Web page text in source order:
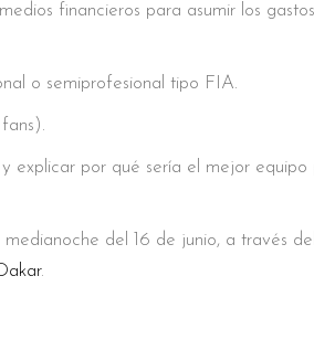
financieros para asumir los
o semiprofesional tipo FIA.
explicar por qué sería el mejor equipo
del 16 de junio, a través del
.